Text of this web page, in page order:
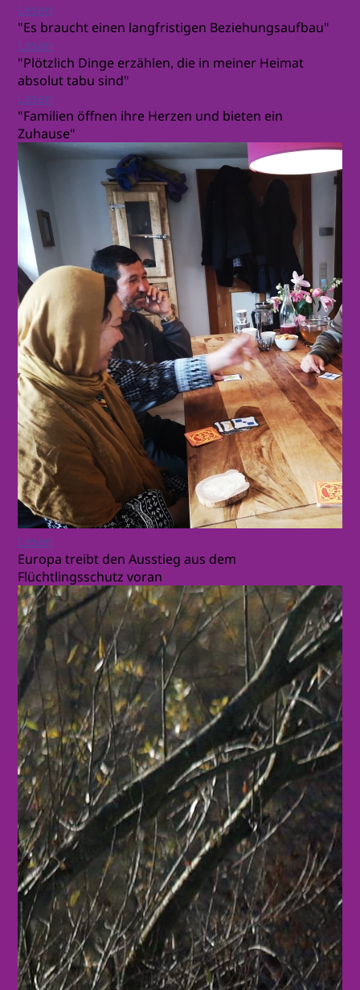
Lesen
"Es braucht einen langfristigen Beziehungsaufbau"
Lesen
"Plötzlich Dinge erzählen, die in meiner Heimat
absolut tabu sind"
Lesen
"Familien öffnen ihre Herzen und bieten ein
Zuhause"
Lesen
Europa treibt den Ausstieg aus dem
Flüchtlingsschutz voran